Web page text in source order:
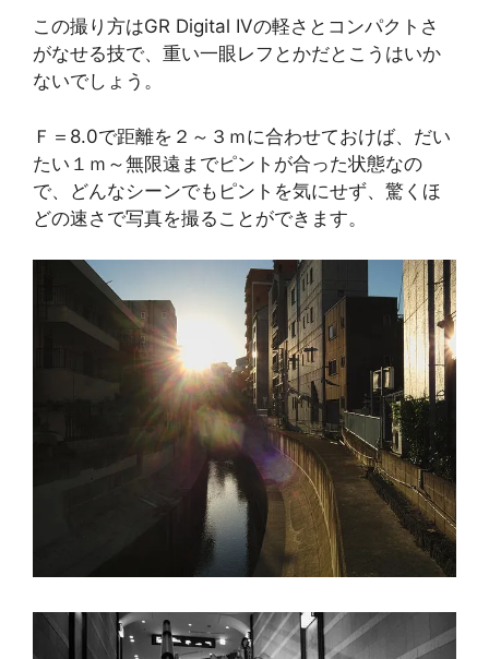
この撮り方はGR Digital IVの軽さとコンパクトさ
がなせる技で、重い一眼レフとかだとこうはいか
ないでしょう。
Ｆ＝8.0で距離を２～３ｍに合わせておけば、だい
たい１ｍ～無限遠までピントが合った状態なの
で、どんなシーンでもピントを気にせず、驚くほ
どの速さで写真を撮ることができます。